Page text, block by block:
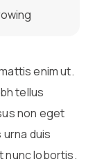
enim ut.
tellus
non eget
duis
nunc lobortis.